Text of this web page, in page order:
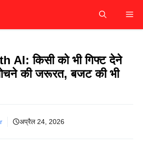
AI: किसी को भी गिफ्ट देने
की जरूरत, बजट की भी
अप्रैल 24, 2026